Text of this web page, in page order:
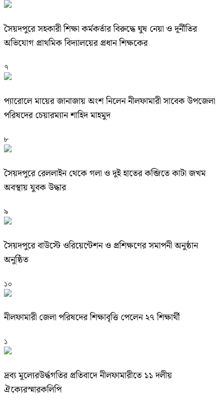
সৈয়দপুরে সহকারী শিক্ষা কর্মকর্তার বিরুদ্ধে ঘুষ নেয়া ও দূর্নীতির
অভিযোগ প্রাথমিক বিদ্যালয়ের প্রধান শিক্ষকের
৭
প্যারোলে মায়ের জানাজায় অংশ নিলেন নীলফামারী সাবেক উপজেলা
পরিষদের চেয়ারম্যান শাহিদ মাহমুদ
৮
সৈয়দপুরে রেললাইন থেকে গলা ও দুই হাতের কব্জিতে কাটা জখম
অবস্থায় যুবক উদ্ধার
৯
সৈয়দপুরে বাউস্টে ওরিয়েন্টেশন ও প্রশিক্ষণের সমাপনী অনুষ্ঠান
অনুষ্ঠিত
১০
নীলফামারী জেলা পরিষদের শিক্ষাবৃত্তি পেলেন ২৭ শিক্ষার্থী
১
দ্রব্য মূল্যেরউর্দ্ধগতির প্রতিবাদে নীলফামারীতে ১১ দলীয়
ঐক্যেরস্মারকলিপি